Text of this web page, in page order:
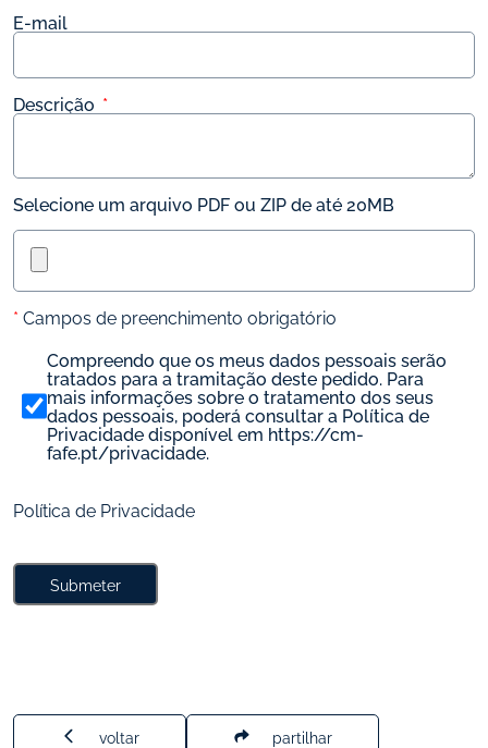
E-mail
Descrição *
Selecione um arquivo PDF ou ZIP de até 20MB
* Campos de preenchimento obrigatório
Compreendo que os meus dados pessoais serão
tratados para a tramitação deste pedido. Para
mais informações sobre o tratamento dos seus
dados pessoais, poderá consultar a Política de
Privacidade disponível em https://cm-
fafe.pt/privacidade.
Política de Privacidade
Submeter
voltar partilhar